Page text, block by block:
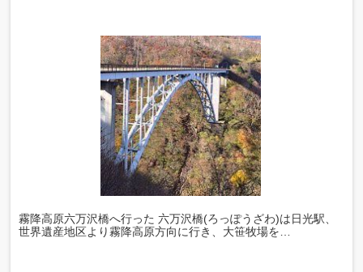
霧降高原六万沢橋へ行った 六万沢橋(ろっぽうざわ)は日光駅、
世界遺産地区より霧降高原方向に行き、大笹牧場を…